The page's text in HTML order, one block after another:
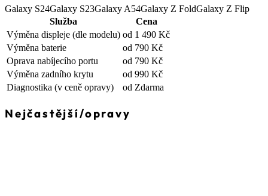
Galaxy S24Galaxy S23Galaxy A54Galaxy Z FoldGalaxy Z Flip
Služba
Cena
Výměna displeje (dle modelu) od 1 490 Kč
Výměna baterie
od 790 Kč
Oprava nabíjecího portu
od 790 Kč
Výměna zadního krytu
od 990 Kč
Diagnostika (v ceně opravy) od Zdarma
Nejčastější/opravy